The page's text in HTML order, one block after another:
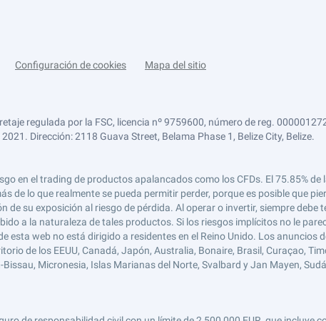
Configuración de cookies Mapa del sitio
regulada por la FSC, licencia nº 9759600, número de reg.
Dirección: 2118 Guava Street, Belama Phase 1, Belize City, Belize.
en el trading de productos apalancados como los CFDs. El 75.85%
de lo que realmente se pueda permitir perder, porque es posible que
su exposición al riesgo de pérdida. Al operar o invertir, siempre debe
a la naturaleza de tales productos. Si los riesgos implícitos no le
esta web no está dirigido a residentes en el Reino Unido. Los anuncios
de los EEUU, Canadá, Japón, Australia, Bonaire, Brasil, Curaçao,
Micronesia, Islas Marianas del Norte, Svalbard y Jan Mayen,